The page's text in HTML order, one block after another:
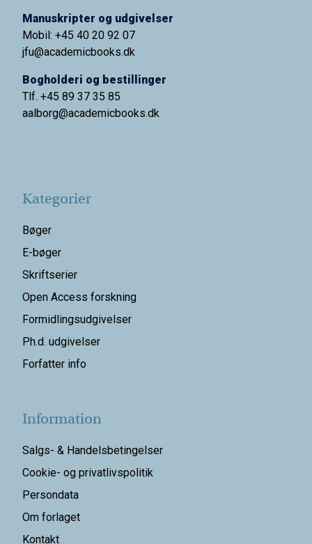
Manuskripter og udgivelser
Mobil: +45 40 20 92 07
jfu@academicbooks.dk
Bogholderi og bestillinger
Tlf. +45 89 37 35 85
aalborg@academicbooks.dk
Kategorier
Bøger
E-bøger
Skriftserier
Open Access forskning
Formidlingsudgivelser
Ph.d. udgivelser
Forfatter info
Information
Salgs- & Handelsbetingelser
Cookie- og privatlivspolitik
Persondata
Om forlaget
Kontakt